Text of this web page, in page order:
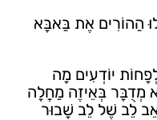
הַהוֹרִים אֶת בַּאבָּא
יוֹדְעִים מָה
מְדֻבָּר בְּאֵיזֶה מַחֲלָה
לֵב שֶׁל לֵב שָׁבוּר